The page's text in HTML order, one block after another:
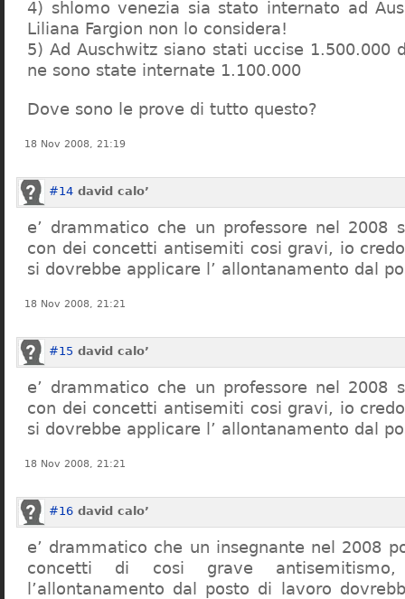
4) shlomo venezia sia stato internato ad
Liliana Fargion non lo considera!
5) Ad Auschwitz siano stati uccise 1.500.000
ne sono state internate 1.100.000
Dove sono le prove di tutto questo?
18 Nov 2008, 21:19
#14 david calo’
e’ drammatico che un professore nel 2008
con dei concetti antisemiti cosi gravi, io
si dovrebbe applicare l’ allontanamento dal
18 Nov 2008, 21:21
#15 david calo’
e’ drammatico che un professore nel 2008
con dei concetti antisemiti cosi gravi, io
si dovrebbe applicare l’ allontanamento dal
18 Nov 2008, 21:21
#16 david calo’
e’ drammatico che un insegnante nel 2008
concetti di cosi grave
l’allontanamento dal posto di lavoro